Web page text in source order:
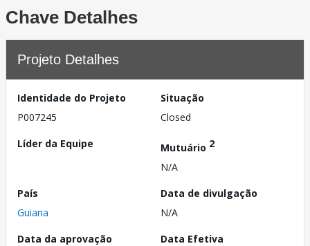
Chave Detalhes
Projeto Detalhes
Identidade do Projeto
P007245
Situação
Closed
Líder da Equipe
Mutuário 2
N/A
País
Guiana
Data de divulgação
N/A
Data da aprovação
Data Efetiva